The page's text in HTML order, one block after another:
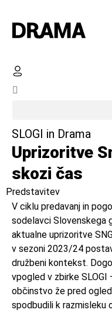
SLOGI in Drama
Uprizoritve
skozi čas
Predstavitev
V ciklu predavanj in
sodelavci Slovenskega
aktualne uprizoritve
v sezoni 2023/24
družbeni kontekst.
vpogled v zbirke SLOGI
občinstvo že pred
spodbudili k razmisleku